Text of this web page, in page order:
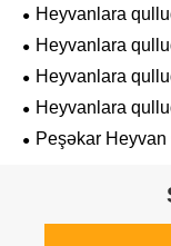
Heyvanlara
Heyvanlara
Heyvanlara
Heyvanlara
Peşəkar Heyvan